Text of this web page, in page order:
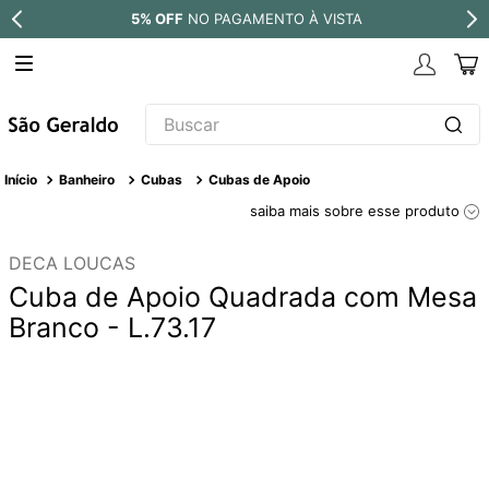
5% OFF NO PAGAMENTO À VISTA
Buscar
Banheiro Cubas Cubas de Apoio
saiba mais sobre esse produto
DECA LOUCAS
Cuba de Apoio Quadrada com Mesa
Branco - L.73.17
TERMOS MAIS BUSCADOS
4º
torneira